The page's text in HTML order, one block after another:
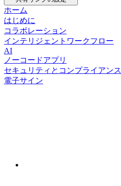
ホーム
はじめに
コラボレーション
インテリジェントワークフロー
AI
ノーコードアプリ
セキュリティとコンプライアンス
電子サイン